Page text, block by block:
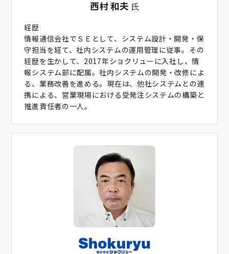
西村 和夫 氏
経歴
情報通信会社でＳＥとして、システム設計・開発・保
守担当を経て、社内システムの運用管理に従事。その
経歴を生かして、2017年ショクリューに入社し、情
報システム部に配属。社内システムの開発・改修によ
る、業務改善を進める。現在は、他社システムとの連
携による、営業現場における受発注システムの構築と
推進責任者の一人。